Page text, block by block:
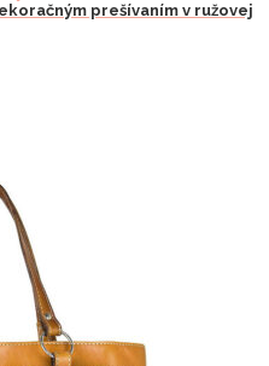
prešívaním v ružovej